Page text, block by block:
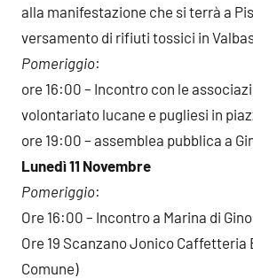
alla manifestazione che si terrà a
versamento di rifiuti tossici in
Pomeriggio:
ore 16:00 – Incontro con le
volontariato lucane e pugliesi in
ore 19:00 – assemblea pubblica a
Lunedì 11 Novembre
Pomeriggio:
Ore 16:00 – Incontro a Marina di
Ore 19 Scanzano Jonico Caffetteria
Comune)